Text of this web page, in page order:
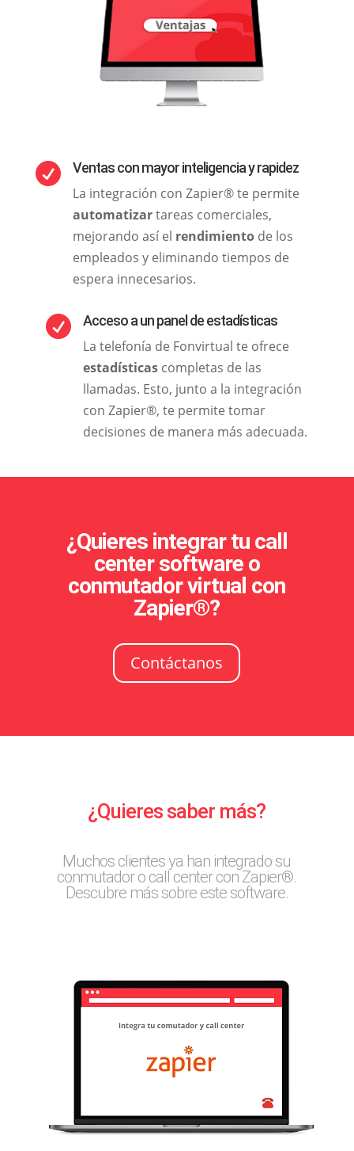
 Ventas con mayor inteligencia y rapidez
La integración con Zapier® te permite
automatizartareas comerciales,
mejorando así el rendimientode los
empleados y eliminando tiempos de
espera innecesarios.
 Acceso a un panel de estadísticas
La telefonía de Fonvirtual te ofrece
estadísticascompletas de las
llamadas. Esto, junto a la integración
con Zapier®, te permite tomar
decisiones de manera más adecuada.
¿Quieres integrar tu call
center software o
conmutador virtual con
Zapier®?
Contáctanos
¿Quieres saber más?
Muchos clientes ya han integrado su
conmutador o call center con Zapier®.
Descubre más sobre este software.